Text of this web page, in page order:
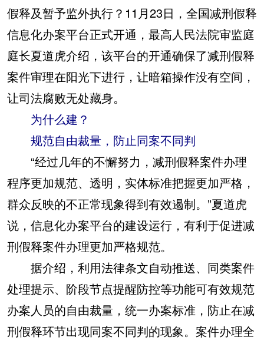
假释及暂予监外执行？11月23日，全国减刑假释
信息化办案平台正式开通，最高人民法院审监庭
庭长夏道虎介绍，该平台的开通确保了减刑假释
案件审理在阳光下进行，让暗箱操作没有空间，
让司法腐败无处藏身。
为什么建？
规范自由裁量，防止同案不同判
“经过几年的不懈努力，减刑假释案件办理
程序更加规范、透明，实体标准把握更加严格，
群众反映的不正常现象得到有效遏制。”夏道虎
说，信息化办案平台的建设运行，有利于促进减
刑假释案件办理更加严格规范。
据介绍，利用法律条文自动推送、同类案件
处理提示、阶段节点提醒防控等功能可有效规范
办案人员的自由裁量，统一办案标准，防止在减
刑假释环节出现同案不同判的现象。案件办理全